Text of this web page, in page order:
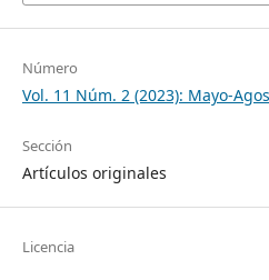
Número
Vol. 11 Núm. 2 (2023): Mayo-
Sección
Artículos originales
Licencia